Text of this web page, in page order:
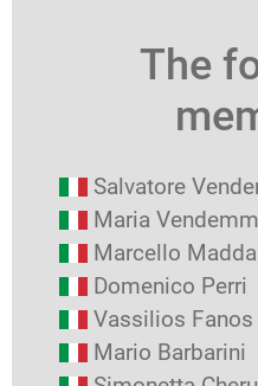
The
Salvatore
Maria
Marcello
Domenico Perri
Vassilios Fanos
Mario Barbarini